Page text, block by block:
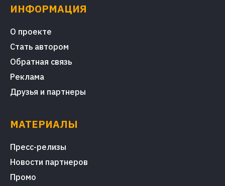
ИНФОРМАЦИЯ
О проекте
Стать автором
Обратная связь
Реклама
Друзья и партнеры
МАТЕРИАЛЫ
Пресс-релизы
Новости партнеров
Промо